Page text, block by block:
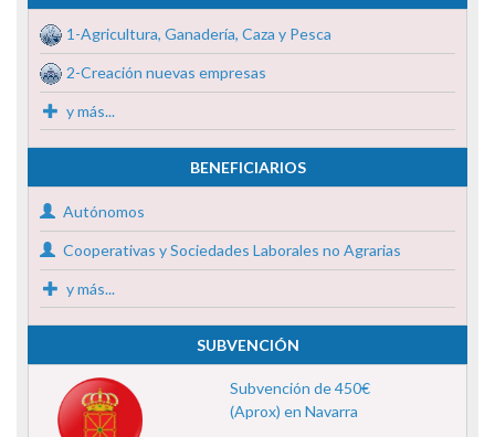
1-Agricultura, Ganadería, Caza y Pesca
2-Creación nuevas empresas
y más...
BENEFICIARIOS
Autónomos
Cooperativas y Sociedades Laborales no Agrarias
y más...
SUBVENCIÓN
Subvención de 450€
(Aprox) en Navarra